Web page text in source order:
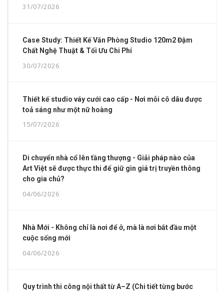
31/07/2026
Case Study: Thiết Kế Văn Phòng Studio 120m2 Đậm
Chất Nghệ Thuật & Tối Ưu Chi Phí
30/07/2026
Thiết kế studio váy cưới cao cấp - Nơi mỗi cô dâu được
toả sáng như một nữ hoàng
15/07/2026
Di chuyển nhà cổ lên tầng thượng - Giải pháp nào của
Art Việt sẽ được thực thi để giữ gìn giá trị truyền thông
cho gia chủ?
04/06/2026
Nhà Mới - Không chỉ là nơi để ở, mà là nơi bắt đầu một
cuộc sống mới
04/06/2026
Quy trình thi công nội thất từ A–Z (Chi tiết từng bước